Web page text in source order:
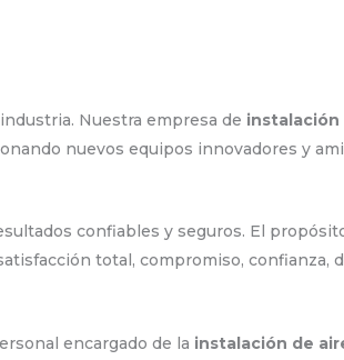
Nuestra empresa de instalación
nuevos equipos innovadores y
confiables y seguros. El
total, compromiso, confianza,
encargado de la instalación de